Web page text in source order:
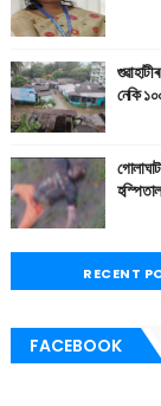
নেকি
RECENT
FACEBOOK